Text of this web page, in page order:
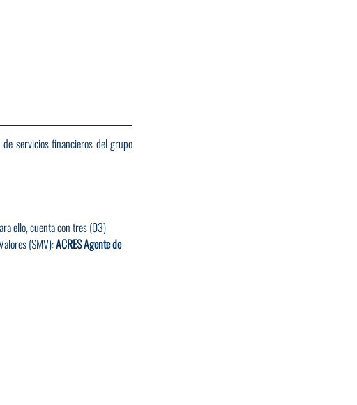
de servicios financieros del grupo
ello, cuenta con tres (03)
(SMV): ACRES Agente de